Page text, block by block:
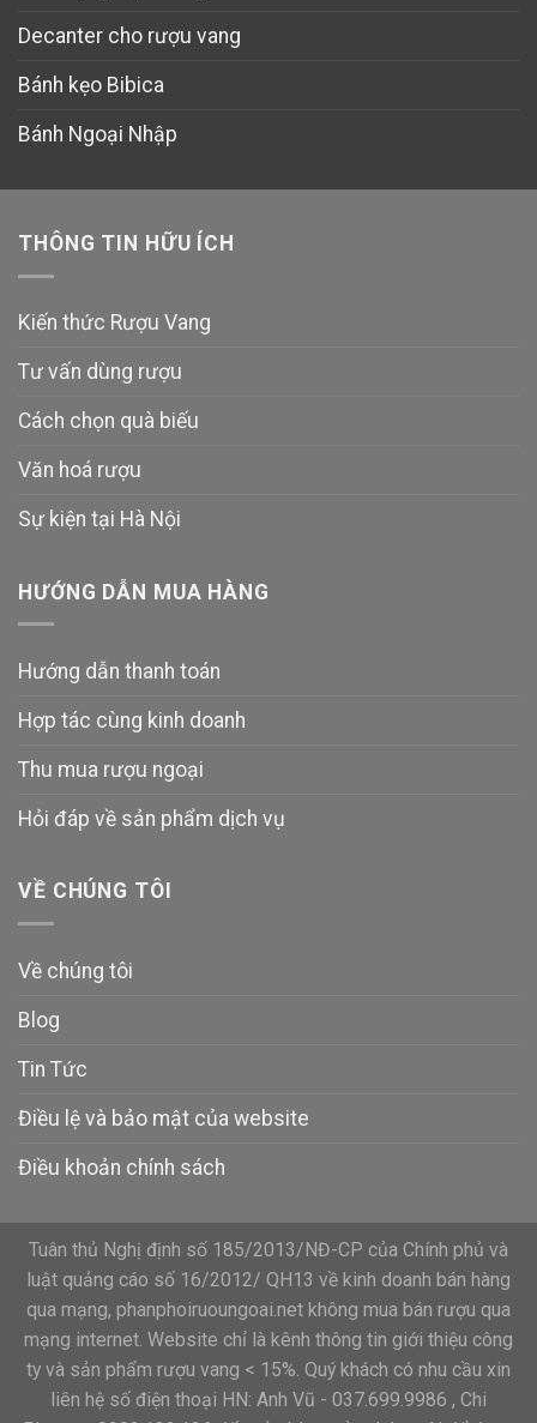
Decanter cho rượu vang
Bánh kẹo Bibica
Bánh Ngoại Nhập
THÔNG TIN HỮU ÍCH
Kiến thức Rượu Vang
Tư vấn dùng rượu
Cách chọn quà biếu
Văn hoá rượu
Sự kiện tại Hà Nội
HƯỚNG DẪN MUA HÀNG
Hướng dẫn thanh toán
Hợp tác cùng kinh doanh
Thu mua rượu ngoại
Hỏi đáp về sản phẩm dịch vụ
VỀ CHÚNG TÔI
Về chúng tôi
Blog
Tin Tức
Điều lệ và bảo mật của website
Điều khoản chính sách
Tuân thủ Nghị định số 185/2013/NĐ-CP của Chính phủ và
luật quảng cáo số 16/2012/ QH13 về kinh doanh bán hàng
qua mạng, phanphoiruoungoai.net không mua bán rượu qua
mạng internet. Website chỉ là kênh thông tin giới thiệu công
ty và sản phẩm rượu vang < 15%. Quý khách có nhu cầu xin
liên hệ số điện thoại HN: Anh Vũ - 037.699.9986 , Chi